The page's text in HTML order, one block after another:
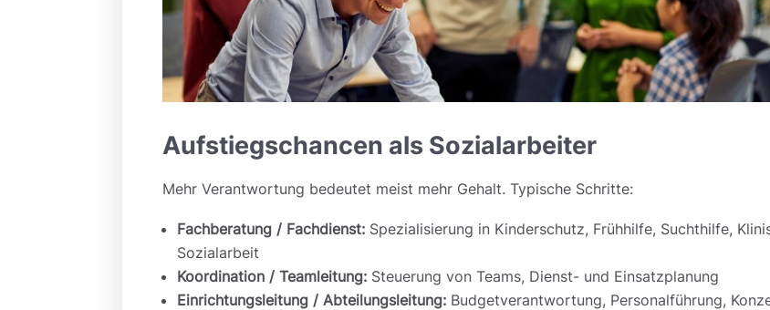
Aufstiegschancen als Sozialarbeiter
Mehr Verantwortung bedeutet meist mehr Gehalt. Typische Schritte:
Fachberatung / Fachdienst: Spezialisierung in Kinderschutz, Frühhilfe, Suchthilfe,
Sozialarbeit
Koordination / Teamleitung: Steuerung von Teams, Dienst- und Einsatzplanung
Einrichtungsleitung / Abteilungsleitung: Budgetverantwortung, Personalführung,